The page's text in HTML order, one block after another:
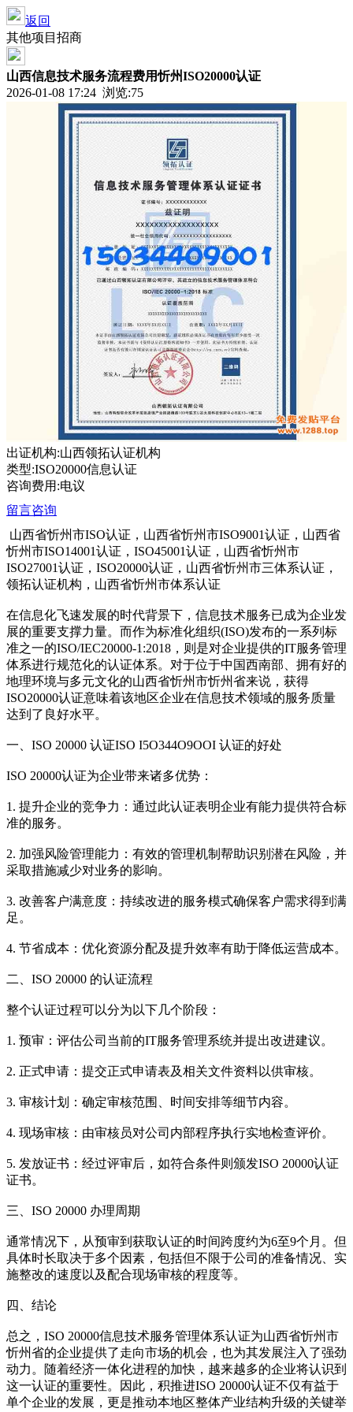
返回
其他项目招商
山西信息技术服务流程费用忻州ISO20000认证
2026-01-08 17:24 浏览:75
出证机构:山西领拓认证机构
类型:ISO20000信息认证
咨询费用:电议
留言咨询
山西省忻州市ISO认证，山西省忻州市ISO9001认证，山西省
忻州市ISO14001认证，ISO45001认证，山西省忻州市
ISO27001认证，ISO20000认证，山西省忻州市三体系认证，
领拓认证机构，山西省忻州市体系认证
在信息化飞速发展的时代背景下，信息技术服务已成为企业发
展的重要支撑力量。而作为标准化组织(ISO)发布的一系列标
准之一的ISO/IEC20000-1:2018，则是对企业提供的IT服务管理
体系进行规范化的认证体系。对于位于中国西南部、拥有好的
地理环境与多元文化的山西省忻州市忻州省来说，获得
ISO20000认证意味着该地区企业在信息技术领域的服务质量
达到了良好水平。
一、ISO 20000 认证ISO I5O344O9OOI 认证的好处
ISO 20000认证为企业带来诸多优势：
1. 提升企业的竞争力：通过此认证表明企业有能力提供符合标
准的服务。
2. 加强风险管理能力：有效的管理机制帮助识别潜在风险，并
采取措施减少对业务的影响。
3. 改善客户满意度：持续改进的服务模式确保客户需求得到满
足。
4. 节省成本：优化资源分配及提升效率有助于降低运营成本。
二、ISO 20000 的认证流程
整个认证过程可以分为以下几个阶段：
1. 预审：评估公司当前的IT服务管理系统并提出改进建议。
2. 正式申请：提交正式申请表及相关文件资料以供审核。
3. 审核计划：确定审核范围、时间安排等细节内容。
4. 现场审核：由审核员对公司内部程序执行实地检查评价。
5. 发放证书：经过评审后，如符合条件则颁发ISO 20000认证
证书。
三、ISO 20000 办理周期
通常情况下，从预审到获取认证的时间跨度约为6至9个月。但
具体时长取决于多个因素，包括但不限于公司的准备情况、实
施整改的速度以及配合现场审核的程度等。
四、结论
总之，ISO 20000信息技术服务管理体系认证为山西省忻州市
忻州省的企业提供了走向市场的机会，也为其发展注入了强劲
动力。随着经济一体化进程的加快，越来越多的企业将认识到
这一认证的重要性。因此，积推进ISO 20000认证不仅有益于
单个企业的发展，更是推动本地区整体产业结构升级的关键举